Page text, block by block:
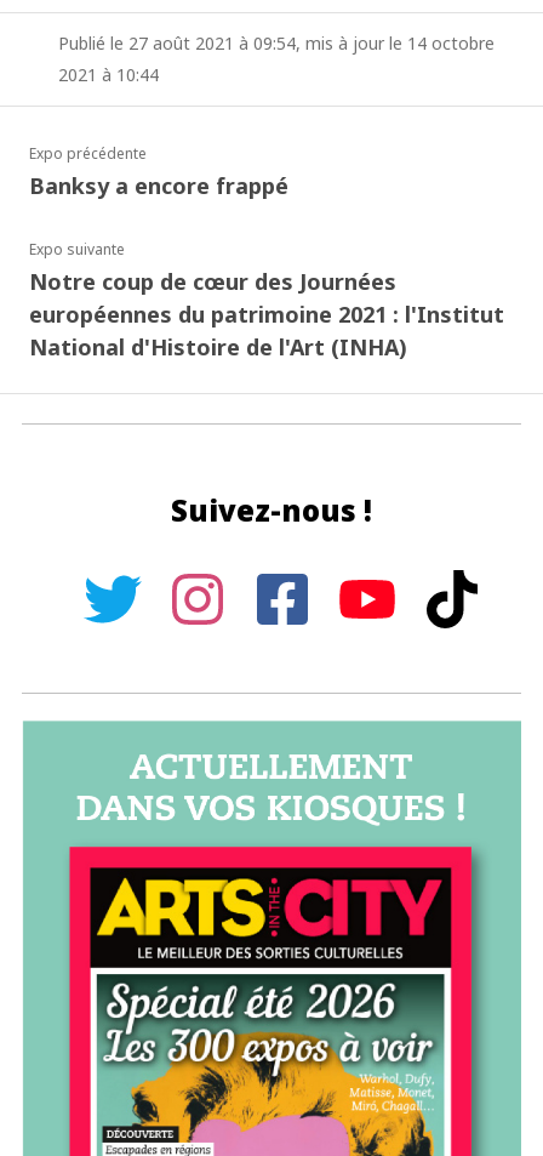
Publié le 27 août 2021 à 09:54, mis à jour le 14 octobre
2021 à 10:44
Expo précédente
Banksy a encore frappé
Expo suivante
Notre coup de cœur des Journées
européennes du patrimoine 2021 : l'Institut
National d'Histoire de l'Art (INHA)
Suivez-nous !